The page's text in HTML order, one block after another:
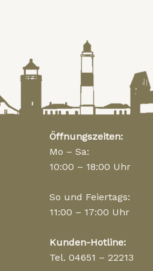
Öffnungszeiten:
Mo – Sa:
10:00 – 18:00 Uhr
So und Feiertags:
11:00 – 17:00 Uhr
Kunden-Hotline:
Tel. 04651 – 22213